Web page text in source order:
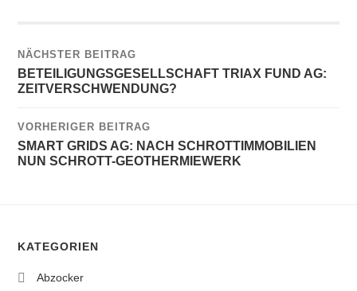
NÄCHSTER BEITRAG
BETEILIGUNGSGESELLSCHAFT TRIAX FUND AG:
ZEITVERSCHWENDUNG?
VORHERIGER BEITRAG
SMART GRIDS AG: NACH SCHROTTIMMOBILIEN
NUN SCHROTT-GEOTHERMIEWERK
KATEGORIEN
Abzocker